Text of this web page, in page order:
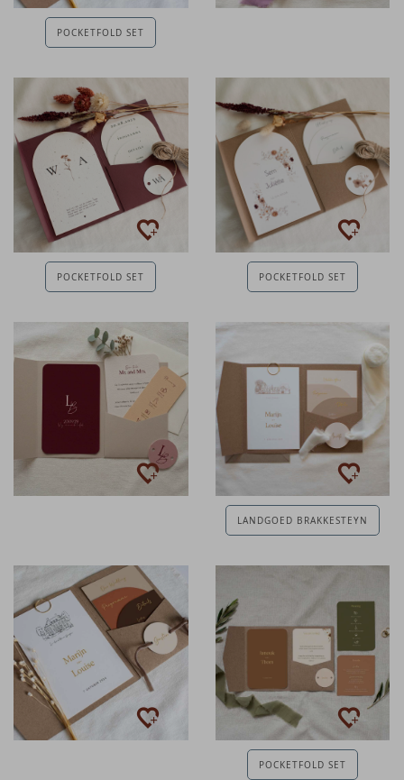
POCKETFOLD SET
POCKETFOLD SET POCKETFOLD SET
LANDGOED BRAKKESTEYN
POCKETFOLD SET